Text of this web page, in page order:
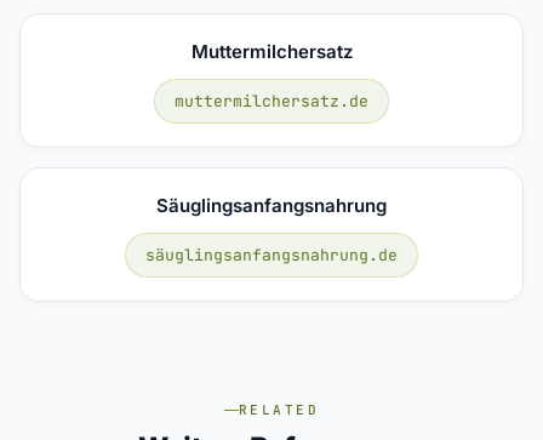
Muttermilchersatz
muttermilchersatz.de
Säuglingsanfangsnahrung
säuglingsanfangsnahrung.de
RELATED